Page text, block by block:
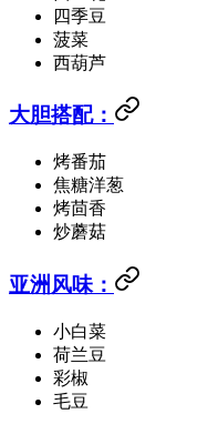
四季豆
菠菜
西葫芦
大胆搭配：
烤番茄
焦糖洋葱
烤茴香
炒蘑菇
亚洲风味：
小白菜
荷兰豆
彩椒
毛豆